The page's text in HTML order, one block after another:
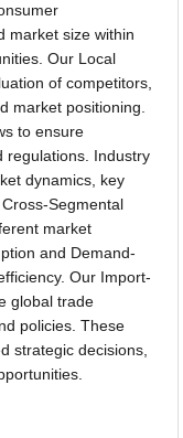
market size within
Our Local
of competitors,
market positioning.
to ensure
regulations. Industry
dynamics, key
Segmental
market
and Demand-
Our Import-
global trade
policies. These
strategic decisions,